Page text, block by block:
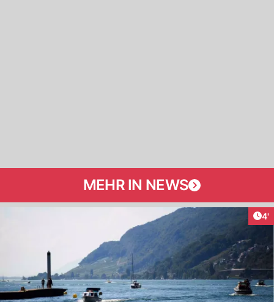
MEHR IN NEWS
4'